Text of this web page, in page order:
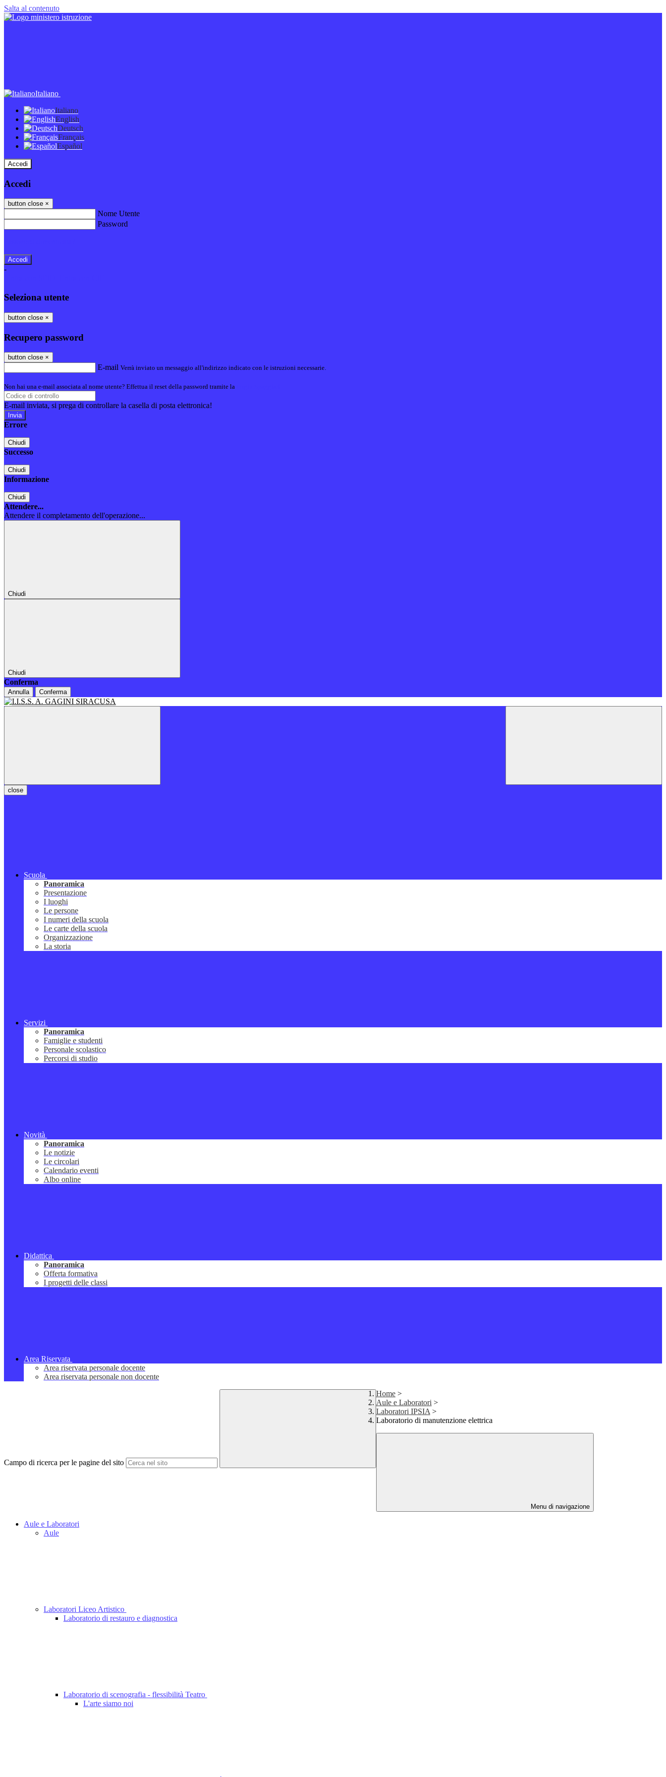
Salta al contenuto
Italiano
Italiano
English
Deutsch
Français
Español
Accedi
Accedi
button close ×
Nome Utente
Password
-
Seleziona utente
button close ×
Recupero password
button close ×
E-mail Verrà inviato un messaggio all'indirizzo indicato con le istruzioni necessarie.
Non hai una e-mail associata al nome utente? Effettua il reset della password tramite la
E-mail inviata, si prega di controllare la casella di posta elettronica!
Errore
Chiudi
Successo
Chiudi
Informazione
Chiudi
Attendere...
Attendere il completamento dell'operazione...
Chiudi
Chiudi
Conferma
Annulla Conferma
close
Scuola
Panoramica
Presentazione
I luoghi
Le persone
I numeri della scuola
Le carte della scuola
Organizzazione
La storia
Servizi
Panoramica
Famiglie e studenti
Personale scolastico
Percorsi di studio
Novità
Panoramica
Le notizie
Le circolari
Calendario eventi
Albo online
Didattica
Panoramica
Offerta formativa
I progetti delle classi
Area Riservata
Area riservata personale docente
Area riservata personale non docente
Campo di ricerca per le pagine del sito
Home >
Aule e Laboratori >
Laboratori IPSIA >
Laboratorio di manutenzione elettrica
Menu di navigazione
Aule e Laboratori
Aule
Laboratori Liceo Artistico
Laboratorio di restauro e diagnostica
Laboratorio di scenografia - flessibilità Teatro
L'arte siamo noi